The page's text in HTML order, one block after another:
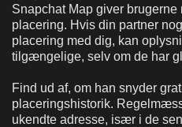
Snapchat Map giver
placering. Hvis din partner
placering med dig, kan
tilgængelige, selv om de har
Find ud af, om han snyder
placeringshistorik.
ukendte adresse, især i de